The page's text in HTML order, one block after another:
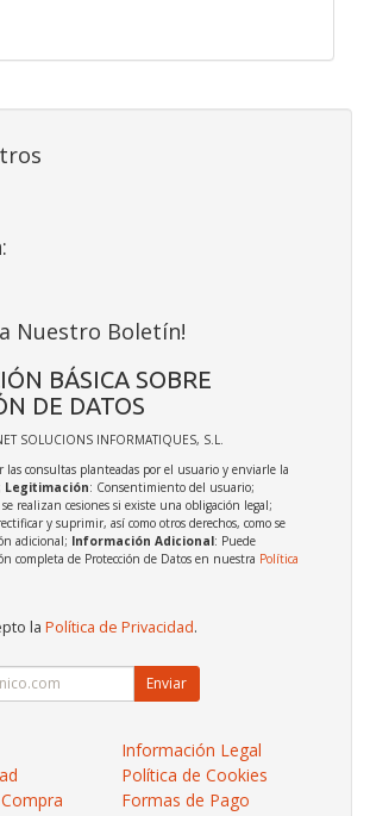
Nuestro Boletín!
BÁSICA SOBRE
DE DATOS
SOLUCIONS INFORMATIQUES, S.L.
las consultas planteadas por el usuario y enviarle la
Legitimación: Consentimiento del usuario;
se realizan cesiones si existe una obligación legal;
y suprimir, así como otros derechos, como se
adicional; Información Adicional: Puede
completa de Protección de Datos en nuestra Política
la Política de Privacidad.
Enviar
Información Legal
Política de Cookies
Formas de Pago